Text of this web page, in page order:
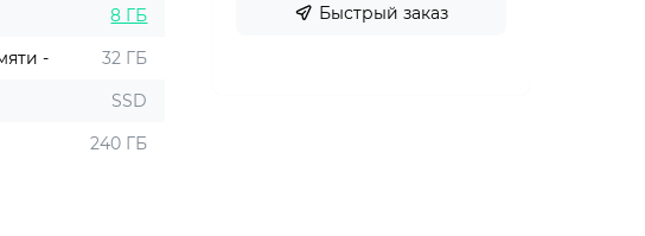
8 ГБ
-
32 ГБ
SSD
240 ГБ
Быстрый заказ